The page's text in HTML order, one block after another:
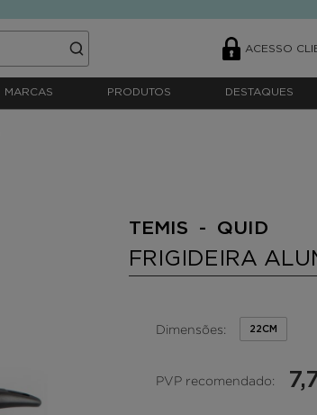
ACESSO
MARCAS PRODUTOS DESTAQUES
TEMIS - QUID
FRIGIDEIRA
Dimensões: 22CM
PVP recomendado: